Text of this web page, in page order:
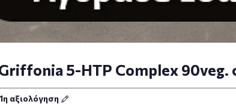
5-HTP Complex 90veg.
αξιολόγηση